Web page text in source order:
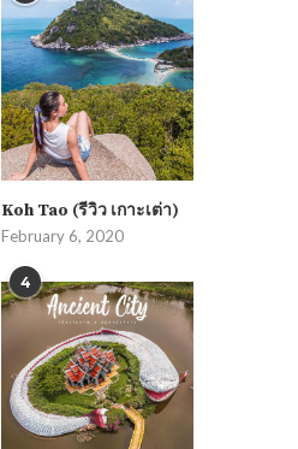
Koh Tao (รีวิว เกาะเต่า)
February 6, 2020
4